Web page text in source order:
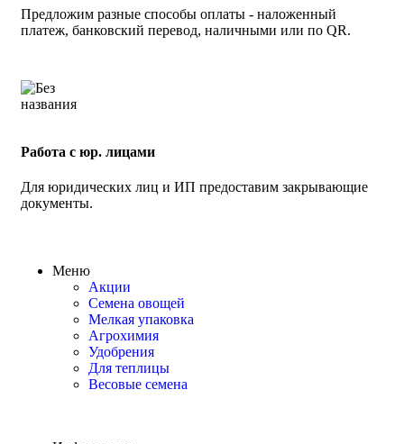
Предложим разные способы оплаты - наложенный
платеж, банковский перевод, наличными или по QR.
Работа с юр. лицами
Для юридических лиц и ИП предоставим закрывающие
документы.
Меню
Акции
Семена овощей
Мелкая упаковка
Агрохимия
Удобрения
Для теплицы
Весовые семена